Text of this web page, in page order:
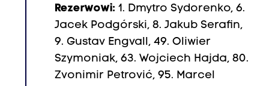
Rezerwowi: 1. Dmytro Sydorenko, 6.
Jacek Podgórski, 8. Jakub Serafin,
9. Gustav Engvall, 49. Oliwier
Szymoniak, 63. Wojciech Hajda, 80.
Zvonimir Petrović, 95. Marcel